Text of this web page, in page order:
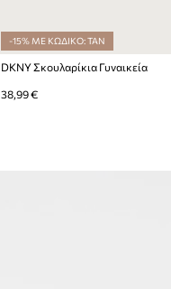
-15% ΜΕ ΚΩΔΙΚΟ: TAN
DKNY Σκουλαρίκια Γυναικεία
38,99 €